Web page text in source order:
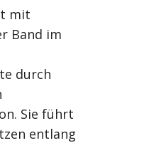
mit
Band im
durch
Sie führt
entlang